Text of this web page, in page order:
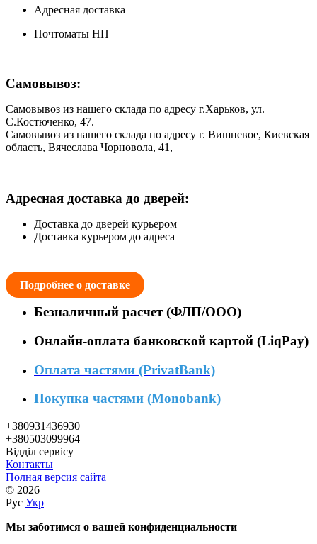
Адресная доставка
Почтоматы НП
Самовывоз:
Самовывоз из нашего склада по адресу г.Харьков, ул.
С.Костюченко, 47.
Самовывоз из нашего склада по адресу г. Вишневое, Киевская
область, Вячеслава Чорновола, 41,
Адресная доставка до дверей:
Доставка до дверей курьером
Доставка курьером до адреса
Подробнее о доставке
Безналичный расчет (ФЛП/ООО)
Онлайн-оплата банковской картой (LiqPay)
Оплата частями (PrivatBank)
Покупка частями (Monobank)
+380931436930
+380503099964
Відділ сервісу
Контакты
Полная версия сайта
© 2026
Рус Укр
Мы заботимся о вашей конфиденциальности